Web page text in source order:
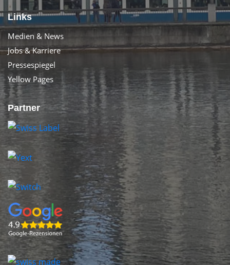
Links
Medien & News
Jobs & Karriere
Pressespiegel
Yellow Pages
Partner